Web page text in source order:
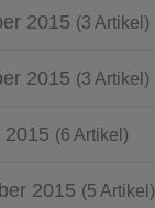
2015 (3 Artikel)
2015 (3 Artikel)
2015 (6 Artikel)
2015 (5 Artikel)